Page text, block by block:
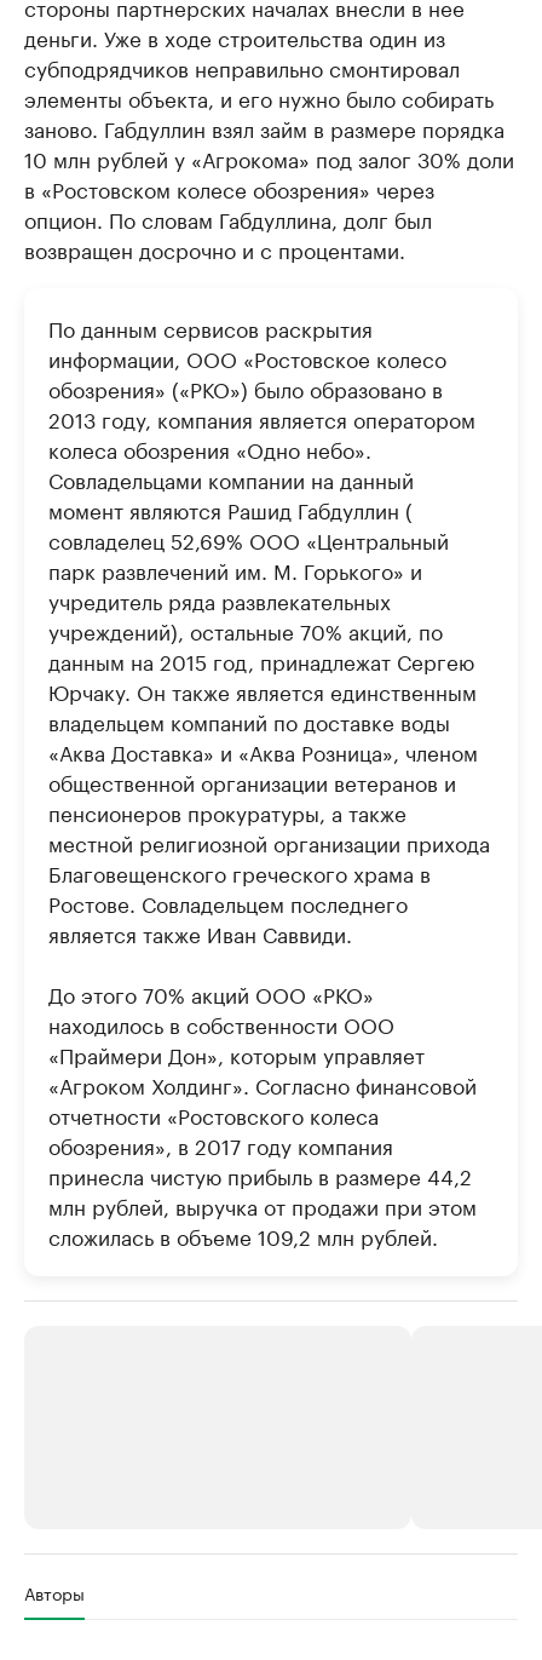
стороны партнерских началах внесли в нее
деньги. Уже в ходе строительства один из
субподрядчиков неправильно смонтировал
элементы объекта, и его нужно было собирать
заново. Габдуллин взял займ в размере порядка
10 млн рублей у «Агрокома» под залог 30% доли
в «Ростовском колесе обозрения» через
опцион. По словам Габдуллина, долг был
возвращен досрочно и с процентами.
По данным сервисов раскрытия
информации, ООО «Ростовское колесо
обозрения» («РКО») было образовано в
2013 году, компания является оператором
колеса обозрения «Одно небо».
Совладельцами компании на данный
момент являются Рашид Габдуллин (
совладелец 52,69% ООО «Центральный
парк развлечений им. М. Горького» и
учредитель ряда развлекательных
учреждений), остальные 70% акций, по
данным на 2015 год, принадлежат Сергею
Юрчаку. Он также является единственным
владельцем компаний по доставке воды
«Аква Доставка» и «Аква Розница», членом
общественной организации ветеранов и
пенсионеров прокуратуры, а также
местной религиозной организации прихода
Благовещенского греческого храма в
Ростове. Совладельцем последнего
является также Иван Саввиди.
До этого 70% акций ООО «РКО»
находилось в собственности ООО
«Праймери Дон», которым управляет
«Агроком Холдинг». ​Согласно финансовой
отчетности «Ростовского колеса
обозрения», в 2017 году компания
принесла чистую прибыль в размере 44,2
млн рублей, выручка от продажи при этом
сложилась в объеме 109,2 млн рублей.
Крупнейшие производители и
Авторы